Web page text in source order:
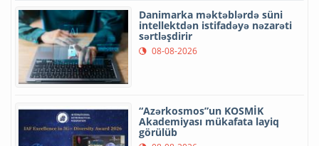
Danimarka məktəblərdə süni
intellektdən istifadəyə nəzarəti
sərtləşdirir
08-08-2026
“Azərkosmos”un KOSMİK
Akademiyası mükafata layiq
görülüb